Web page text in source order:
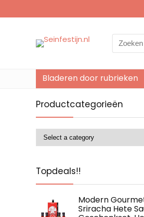
Search
for:
Bladeren door rubrieken
Productcategorieën
Topdeals!!
Modern
Sriracha Hete